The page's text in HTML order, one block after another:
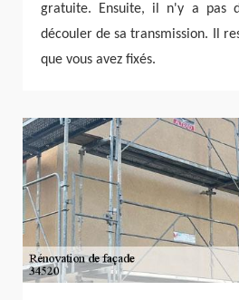
gratuite. Ensuite, il n'y a pas
découler de sa transmission. Il
que vous avez fixés.